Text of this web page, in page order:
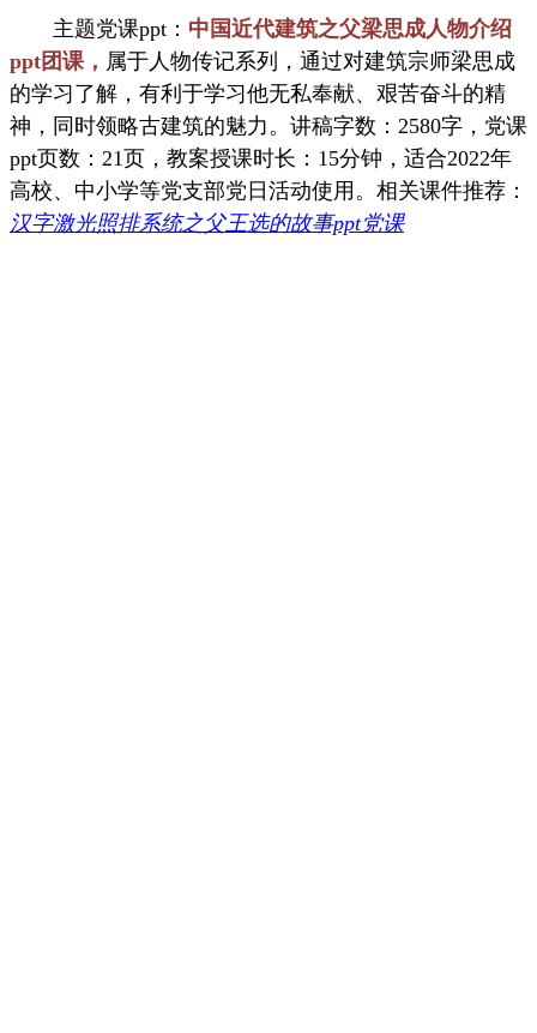
主题党课ppt： 中国近代建筑之父梁思成人物介绍
ppt团课， 属于人物传记系列，通过对建筑宗师梁思成
的学习了解，有利于学习他无私奉献、艰苦奋斗的精
神，同时领略古建筑的魅力。讲稿字数：2580字，党课
ppt页数：21页，教案授课时长：15分钟，适合2022年
高校、中小学等党支部党日活动使用。相关课件推荐：
汉字激光照排系统之父王选的故事ppt党课